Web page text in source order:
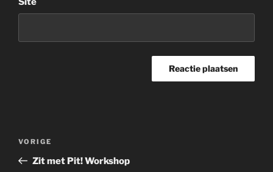
Vorig
bericht
VORIGE
Zit met Pit! Workshop